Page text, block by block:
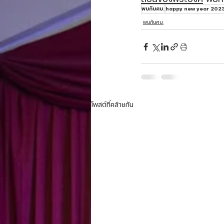
พบกับศบ. happy new year
พบกับศบ.
โพสต์ที่คล้ายกัน